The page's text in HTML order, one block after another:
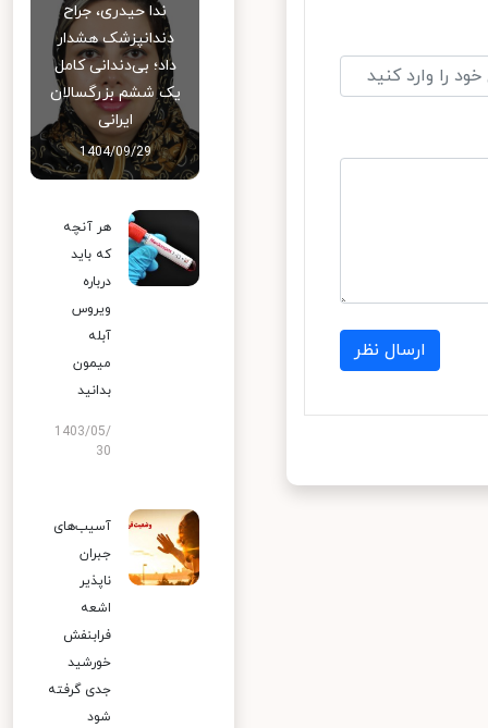
ارسال نظر
ندا حیدری، جراح
دندانپزشک هشدار
داد؛ بی‌دندانی کامل
یک ششم بزرگسالان
ایرانی
1404/09/29
هر آنچه
که باید
درباره
ویروس
آبله
میمون
بدانید
1403/05/
30
آسیب‌های
جبران
ناپذیر
اشعه
فرابنفش
خورشید
جدی گرفته
شود